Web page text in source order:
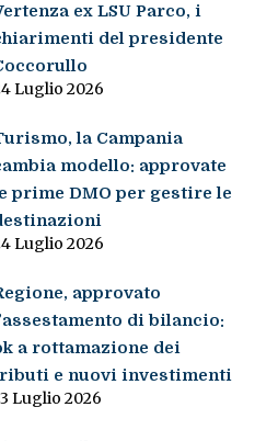
ex LSU Parco, i
del presidente
Luglio 2026
la Campania
modello: approvate
prime DMO per gestire le
Luglio 2026
approvato
di bilancio:
a rottamazione dei
e nuovi investimenti
Luglio 2026